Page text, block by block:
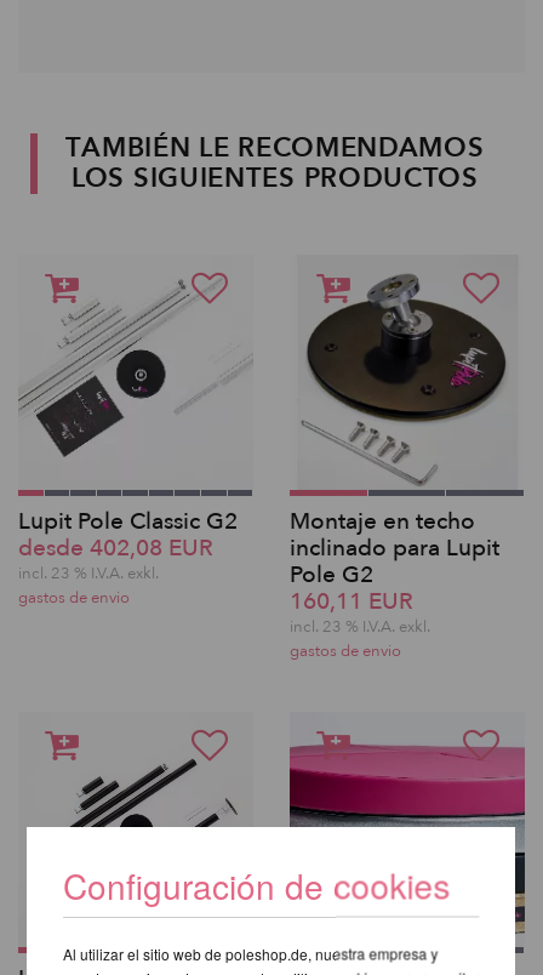
TAMBIÉN LE RECOMENDAMOS
LOS SIGUIENTES PRODUCTOS
Lupit Pole Classic G2
desde 402,08 EUR
incl. 23 % I.V.A. exkl.
gastos de envio
Montaje en techo
inclinado para Lupit
Pole G2
160,11 EUR
incl. 23 % I.V.A. exkl.
gastos de envio
Configuración de cookies
Al utilizar el sitio web de poleshop.de, nuestra empresa y